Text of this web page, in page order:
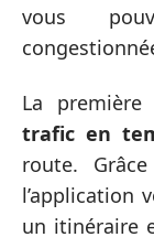
vous
La
trafic en
route.
l’application
un itinéraire